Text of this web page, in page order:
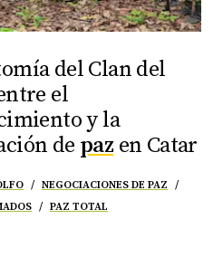
del Clan del
el
y la
de paz en Catar
NEGOCIACIONES DE PAZ
PAZ TOTAL